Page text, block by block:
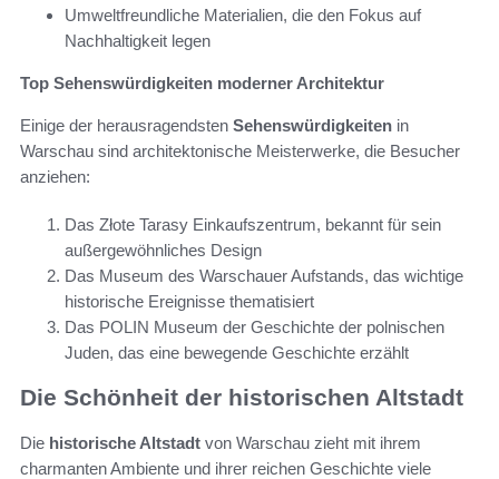
Umweltfreundliche Materialien, die den Fokus auf
Nachhaltigkeit legen
Top Sehenswürdigkeiten moderner Architektur
Einige der herausragendsten Sehenswürdigkeiten in
Warschau sind architektonische Meisterwerke, die Besucher
anziehen:
Das Złote Tarasy Einkaufszentrum, bekannt für sein
außergewöhnliches Design
Das Museum des Warschauer Aufstands, das wichtige
historische Ereignisse thematisiert
Das POLIN Museum der Geschichte der polnischen
Juden, das eine bewegende Geschichte erzählt
Die Schönheit der historischen Altstadt
Die historische Altstadt von Warschau zieht mit ihrem
charmanten Ambiente und ihrer reichen Geschichte viele